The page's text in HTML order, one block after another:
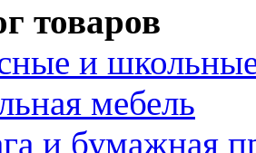
товаров
и
мебель
и бумажная